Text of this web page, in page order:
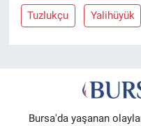
Tuzlukçu Yalihüyük
Bursa'da yaşanan